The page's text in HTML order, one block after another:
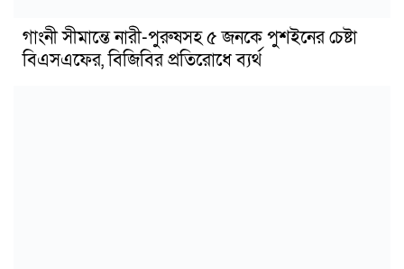
গাংনী সীমান্তে নারী-পুরুষসহ ৫ জনকে পুশইনের চেষ্টা
বিএসএফের, বিজিবির প্রতিরোধে ব্যর্থ